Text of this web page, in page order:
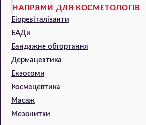
НАПРЯМИ ДЛЯ КОСМЕТОЛОГІВ
Біоревіталізанти
БАДи
Бандажне обгортання
Дермацевтика
Екзосоми
Космецевтика
Масаж
Мезонитки